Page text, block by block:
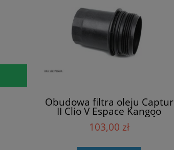
Obudowa filtra oleju Captur
II Clio V Espace Kangoo
Master Talisman Trafic
Renault 152378668R
103,00 zł